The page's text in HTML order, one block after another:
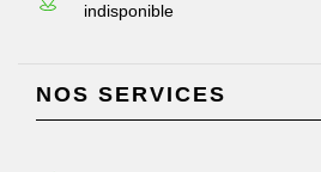
indisponible
NOS SERVICES